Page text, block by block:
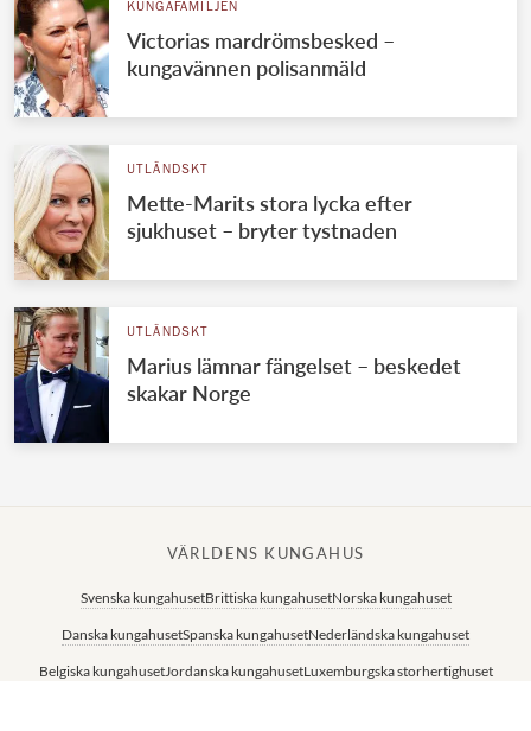
KUNGAFAMILJEN
Victorias mardrömsbesked –
kungavännen polisanmäld
UTLÄNDSKT
Mette-Marits stora lycka efter
sjukhuset – bryter tystnaden
UTLÄNDSKT
Marius lämnar fängelset – beskedet
skakar Norge
VÄRLDENS KUNGAHUS
Svenska kungahusetBrittiska kungahusetNorska kungahuset
Danska kungahusetSpanska kungahusetNederländska kungahuset
Belgiska kungahusetJordanska kungahusetLuxemburgska storhertighuset